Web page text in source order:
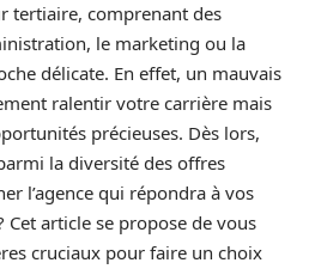
tertiaire, comprenant des
le marketing ou la
délicate. En effet, un mauvais
ralentir votre carrière mais
précieuses. Dès lors,
la diversité des offres
l’agence qui répondra à vos
Cet article se propose de vous
cruciaux pour faire un choix